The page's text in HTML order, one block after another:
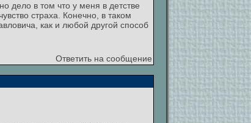
дело в том что у меня в детстве
страха. Конечно, в таком
как и любой другой способ
Ответить на сообщение